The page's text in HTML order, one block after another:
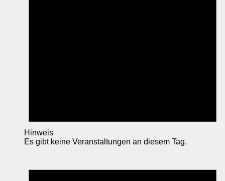
Hinweis
Es gibt keine Veranstaltungen an diesem Tag.